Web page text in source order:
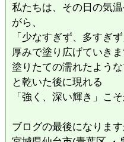
私たちは、その日の気
がら、
「少なすぎず、多すぎ
厚みで塗り広げていきま
塗りたての濡れたよう
と乾いた後に現れる
「強く、深い輝き」こ
ブログの最後になりま